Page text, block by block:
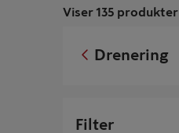
Viser 135 produkter
Drenering
Filter